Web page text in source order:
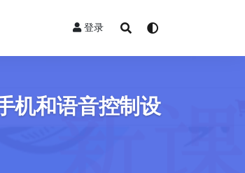
登录
机和语音控制设